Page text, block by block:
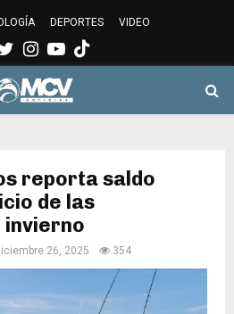
DEPORTES VIDEO
Twitter
Instagram
Youtube
reporta saldo
de las
invierno
26, 2025 354